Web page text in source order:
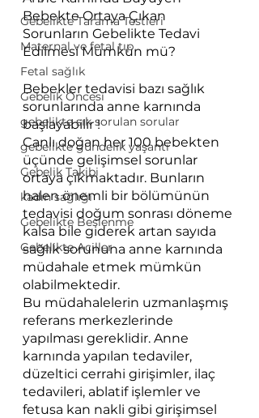
Gebelikte Tarama Testleri
Maternal ve fetal tıp
Fetal sağlık
Gebelik Öncesi
gebelikte sık sorulan sorular
gebelikte gündelik yaşantı
Gebelik Takibi
kadın sağlığı
Gebelikte Beslenme
Gebelikte Aciller
Bebekte Ortaya Çıkan
Sorunların Gebelikte Tedavi
Edilmesi Mümkün mü?
Bebekler tedavisi bazı sağlık
sorunlarında anne karnında
başlayabilir !
Canlı doğan her 100 bebekten
üçünde gelişimsel sorunlar
ortaya çıkmaktadır. Bunların
halen önemli bir bölümünün
tedavisi doğum sonrası döneme
kalsa bile giderek artan sayıda
sağlık sorununa anne karnında
müdahale etmek mümkün
olabilmektedir.
Bu müdahalelerin uzmanlaşmış
referans merkezlerinde
yapılması gereklidir. Anne
karnında yapılan tedaviler,
düzeltici cerrahi girişimler, ilaç
tedavileri, ablatif işlemler ve
fetusa kan nakli gibi girişimsel